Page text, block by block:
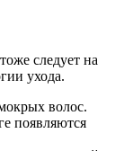
следует на
ухода.
волос.
появляются